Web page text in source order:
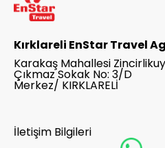
Kırklareli EnStar Travel
Karakaş Mahallesi
Çıkmaz Sokak No: 3/D
Merkez/ KIRKLARELİ
İletişim Bilgileri